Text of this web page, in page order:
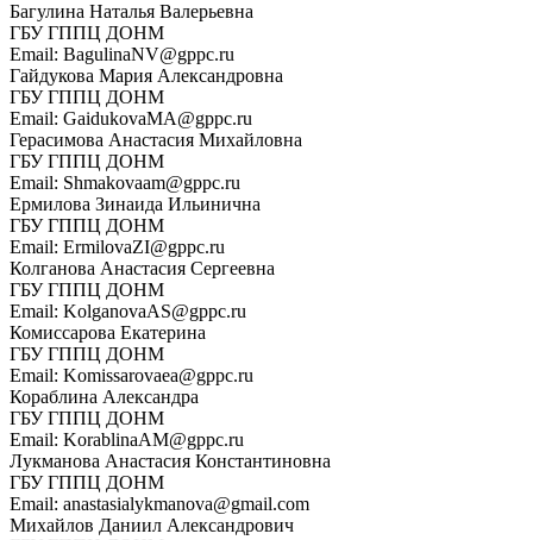
Багулина Наталья Валерьевна
ГБУ ГППЦ ДОНМ
Email: BagulinaNV@gppc.ru
Гайдукова Мария Александровна
ГБУ ГППЦ ДОНМ
Email: GaidukovaMA@gppc.ru
Герасимова Анастасия Михайловна
ГБУ ГППЦ ДОНМ
Email: Shmakovaam@gppc.ru
Ермилова Зинаида Ильинична
ГБУ ГППЦ ДОНМ
Email: ErmilovaZI@gppc.ru
Колганова Анастасия Сергеевна
ГБУ ГППЦ ДОНМ
Email: KolganovaAS@gppc.ru
Комиссарова Екатерина
ГБУ ГППЦ ДОНМ
Email: Komissarovaea@gppc.ru
Кораблина Александра
ГБУ ГППЦ ДОНМ
Email: KorablinaAM@gppc.ru
Лукманова Анастасия Константиновна
ГБУ ГППЦ ДОНМ
Email: anastasialykmanova@gmail.com
Михайлов Даниил Александрович